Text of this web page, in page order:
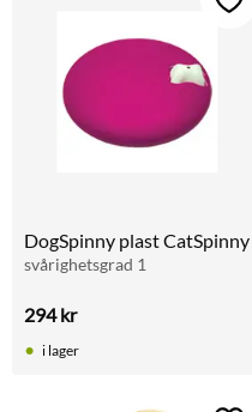
DogSpinny plast CatSpinny
svårighetsgrad 1
294kr
i lager